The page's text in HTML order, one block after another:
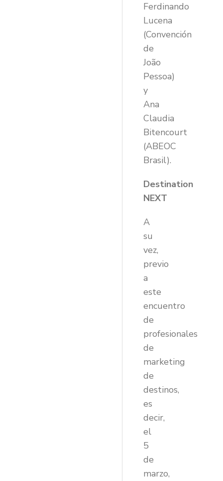
Ferdinando
Lucena
(Convención
de
João
Pessoa)
y
Ana
Claudia
Bitencourt
(ABEOC
Brasil).
Destination
NEXT
A
su
vez,
previo
a
este
encuentro
de
profesionales
de
marketing
de
destinos,
es
decir,
el
5
de
marzo,